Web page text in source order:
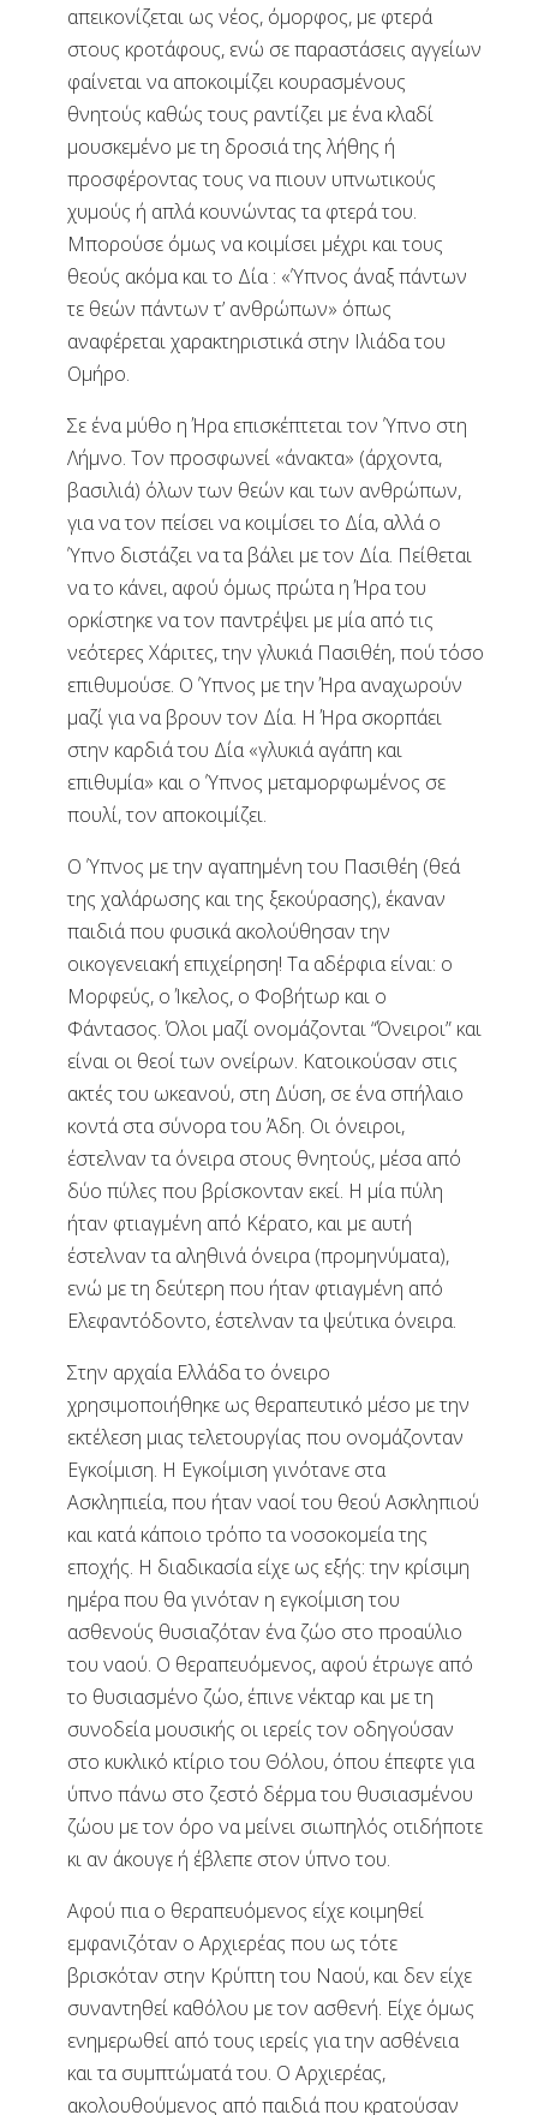
απεικονίζεται ως νέος, όμορφος, με φτερά
στους κροτάφους, ενώ σε παραστάσεις αγγείων
φαίνεται να αποκοιμίζει κουρασμένους
θνητούς καθώς τους ραντίζει με ένα κλαδί
μουσκεμένο με τη δροσιά της λήθης ή
προσφέροντας τους να πιουν υπνωτικούς
χυμούς ή απλά κουνώντας τα φτερά του.
Μπορούσε όμως να κοιμίσει μέχρι και τους
θεούς ακόμα και το Δία : «Ύπνος άναξ πάντων
τε θεών πάντων τ’ ανθρώπων» όπως
αναφέρεται χαρακτηριστικά στην Ιλιάδα του
Ομήρο.
Σε ένα μύθο η Ήρα επισκέπτεται τον Ύπνο στη
Λήμνο. Τον προσφωνεί «άνακτα» (άρχοντα,
βασιλιά) όλων των θεών και των ανθρώπων,
για να τον πείσει να κοιμίσει το Δία, αλλά ο
Ύπνο διστάζει να τα βάλει με τον Δία. Πείθεται
να το κάνει, αφού όμως πρώτα η Ήρα του
ορκίστηκε να τον παντρέψει με μία από τις
νεότερες Χάριτες, την γλυκιά Πασιθέη, πού τόσο
επιθυμούσε. Ο Ύπνος με την Ήρα αναχωρούν
μαζί για να βρουν τον Δία. Η Ήρα σκορπάει
στην καρδιά του Δία «γλυκιά αγάπη και
επιθυμία» και ο Ύπνος μεταμορφωμένος σε
πουλί, τον αποκοιμίζει.
Ο Ύπνος με την αγαπημένη του Πασιθέη (θεά
της χαλάρωσης και της ξεκούρασης), έκαναν
παιδιά που φυσικά ακολούθησαν την
οικογενειακή επιχείρηση! Τα αδέρφια είναι: ο
Μορφεύς, ο Ίκελος, ο Φοβήτωρ και ο
Φάντασος. Όλοι μαζί ονομάζονται “Όνειροι” και
είναι οι θεοί των ονείρων. Κατοικούσαν στις
ακτές του ωκεανού, στη Δύση, σε ένα σπήλαιο
κοντά στα σύνορα του Άδη. Οι όνειροι,
έστελναν τα όνειρα στους θνητούς, μέσα από
δύο πύλες που βρίσκονταν εκεί. Η μία πύλη
ήταν φτιαγμένη από Κέρατο, και με αυτή
έστελναν τα αληθινά όνειρα (προμηνύματα),
ενώ με τη δεύτερη που ήταν φτιαγμένη από
Ελεφαντόδοντο, έστελναν τα ψεύτικα όνειρα.
Στην αρχαία Ελλάδα το όνειρο
χρησιμοποιήθηκε ως θεραπευτικό μέσο με την
εκτέλεση μιας τελετουργίας που ονομάζονταν
Εγκοίμιση. Η Εγκοίμιση γινότανε στα
Ασκληπιεία, που ήταν ναοί του θεού Ασκληπιού
και κατά κάποιο τρόπο τα νοσοκομεία της
εποχής. Η διαδικασία είχε ως εξής: την κρίσιμη
ημέρα που θα γινόταν η εγκοίμιση του
ασθενούς θυσιαζόταν ένα ζώο στο προαύλιο
του ναού. Ο θεραπευόμενος, αφού έτρωγε από
το θυσιασμένο ζώο, έπινε νέκταρ και με τη
συνοδεία μουσικής οι ιερείς τον οδηγούσαν
στο κυκλικό κτίριο του Θόλου, όπου έπεφτε για
ύπνο πάνω στο ζεστό δέρμα του θυσιασμένου
ζώου με τον όρο να μείνει σιωπηλός οτιδήποτε
κι αν άκουγε ή έβλεπε στον ύπνο του.
Αφού πια ο θεραπευόμενος είχε κοιμηθεί
εμφανιζόταν ο Αρχιερέας που ως τότε
βρισκόταν στην Κρύπτη του Ναού, και δεν είχε
συναντηθεί καθόλου με τον ασθενή. Είχε όμως
ενημερωθεί από τους ιερείς για την ασθένεια
και τα συμπτώματά του. Ο Αρχιερέας,
ακολουθούμενος από παιδιά που κρατούσαν